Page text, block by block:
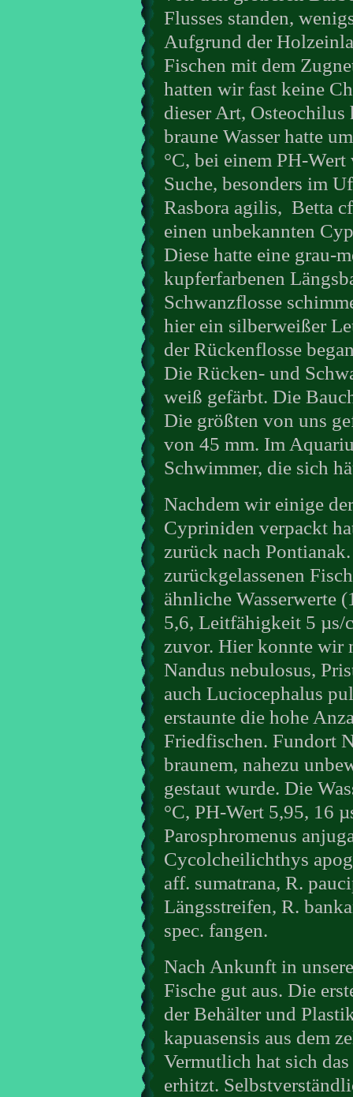
Flusses standen,
Aufgrund der
Fischen mit dem
hatten wir fast keine
dieser Art,
braune Wasser hatte
°C, bei einem PH-
Suche, besonders im
Rasbora agilis, Betta
einen unbekannten
Diese hatte eine grau-
kupferfarbenen
Schwanzflosse
hier ein silberweißer
der Rückenflosse
Die Rücken- und
weiß gefärbt. Die
Die größten von uns
von 45 mm. Im
Schwimmer, die sich
Nachdem wir einige
Cypriniden verpackt
zurück nach
zurückgelassenen
ähnliche Wasserwerte
5,6, Leitfähigkeit 5 µs/
zuvor. Hier konnte wir
Nandus nebulosus,
auch Luciocephalus
erstaunte die hohe
Friedfischen. Fundort
braunem, nahezu
gestaut wurde. Die
°C, PH-Wert 5,95, 16
Parosphromenus
Cycolcheilichthys
aff. sumatrana, R.
Längsstreifen, R.
spec. fangen.
Nach Ankunft in
Fische gut aus. Die
der Behälter und
kapuasensis aus dem
Vermutlich hat sich
erhitzt.